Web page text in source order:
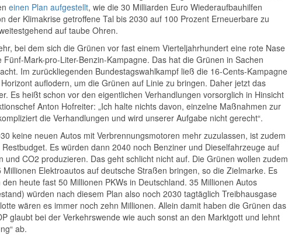
einen Plan aufgestellt, wie die 30 Milliarden Euro Wiederaufbauhilfen
der Klimakrise getroffene Tal bis 2030 auf 100 Prozent Erneuerbare zu
auf taube Ohren.
bei dem sich die Grünen vor fast einem Vierteljahrhundert eine rote Nase
Mark-pro-Liter-Benzin-Kampagne. Das hat die Grünen in Sachen
Im zurückliegenden Bundestagswahlkampf ließ die 16-Cents-Kampagne
auflodern, um die Grünen auf Linie zu bringen. Daher jetzt das
Es heißt schon vor den eigentlichen Verhandlungen vorsorglich in Hinsicht
Anton Hofreiter: „Ich halte nichts davon, einzelne Maßnahmen zur
die Verhandlungen und wird unserer Aufgabe nicht gerecht“.
keine neuen Autos mit Verbrennungsmotoren mehr zuzulassen, ist zudem
Es würden dann 2040 noch Benziner und Dieselfahrzeuge auf
CO2 produzieren. Das geht schlicht nicht auf. Die Grünen wollen zudem
Elektroautos auf deutsche Straßen bringen, so die Zielmarke. Es
heute fast 50 Millionen PKWs in Deutschland. 35 Millionen Autos
würden nach diesem Plan also noch 2030 tagtäglich Treibhausgase
wären es immer noch zehn Millionen. Allein damit haben die Grünen das
glaubt bei der Verkehrswende wie auch sonst an den Marktgott und lehnt
ab.